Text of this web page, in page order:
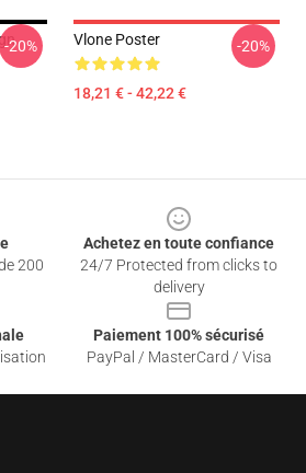
-20% Vlone Poster
18,21 € - 42,22 €
-20%
200
Achetez en toute confiance
24/7 Protected from clicks to
delivery
Paiement 100% sécurisé
PayPal / MasterCard / Visa